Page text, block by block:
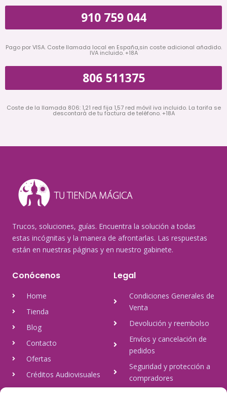
910 759 044
Pago por VISA. Coste llamada local en España,sin coste adicional añadido.
IVA incluido. +18A
806 511375
Coste de la llamada 806: 1,21 red fija 1,57 red móvil iva incluido. La tarifa se
descontará de tu factura de teléfono. +18A
Trucos, soluciones, guías. Encuentra la solución a todas
estas incógnitas y la manera de afrontarlas. Las respuestas
están en nuestras páginas y en nuestro gabinete.
Conócenos
Home
Tienda
Blog
Contacto
Ofertas
Créditos Audiovisuales
tulineamagica.com
Legal
Condiciones Generales de
Venta
Devolución y reembolso
Envíos y cancelación de
pedidos
Seguridad y protección a
compradores